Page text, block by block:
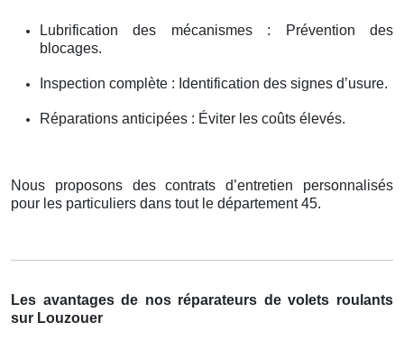
Lubrification des mécanismes : Prévention des
blocages.
Inspection complète : Identification des signes d’usure.
Réparations anticipées : Éviter les coûts élevés.
Nous proposons des contrats d’entretien personnalisés
pour les particuliers dans tout le département 45.
Les avantages de nos réparateurs de volets roulants
sur Louzouer